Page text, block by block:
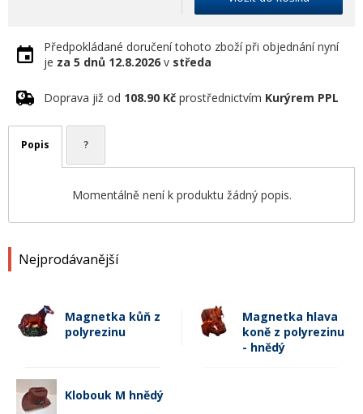
Nejprodávanější
Magnetka kůň z
polyrezinu
Magnetka hlava
koně z polyrezinu
- hnědý
Klobouk M hnědý
Předpokládané doručení tohoto zboží při objednání nyní
je za 5 dnů 12.8.2026 v středa
Doprava již od 108.90 Kč prostřednictvím Kurýrem PPL
Popis ?
Momentálně není k produktu žádný popis.